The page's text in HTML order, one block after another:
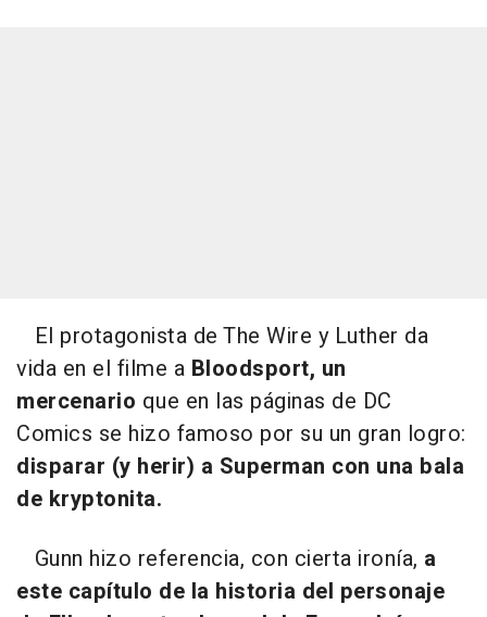
El protagonista de The Wire y Luther da
vida en el filme a Bloodsport, un
mercenario que en las páginas de DC
Comics se hizo famoso por su un gran logro:
disparar (y herir) a Superman con una bala
de kryptonita.
Gunn hizo referencia, con cierta ironía, a
este capítulo de la historia del personaje